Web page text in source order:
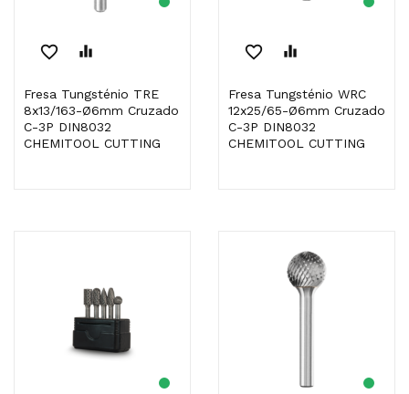
favorite_border equalizer
Fresa Tungsténio TRE
8x13/163-Ø6mm Cruzado
C-3P DIN8032
CHEMITOOL CUTTING
favorite_border equalizer
Fresa Tungsténio WRC
12x25/65-Ø6mm Cruzado
C-3P DIN8032
CHEMITOOL CUTTING